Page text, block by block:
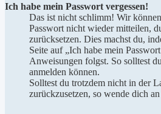
Ich habe mein Passwort vergessen!
Das ist nicht schlimm! Wir
Passwort nicht wieder mitteilen,
zurücksetzen. Dies machst du,
Seite auf „Ich habe mein
Anweisungen folgst. So solltest
anmelden können.
Solltest du trotzdem nicht in der
zurückzusetzen, so wende dich